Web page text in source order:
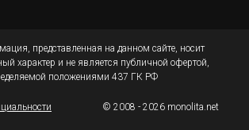
представленная на данном сайте, носит
характер и не является публичной офертой,
положениями 437 ГК РФ
© 2008 - 2026 monolita.net